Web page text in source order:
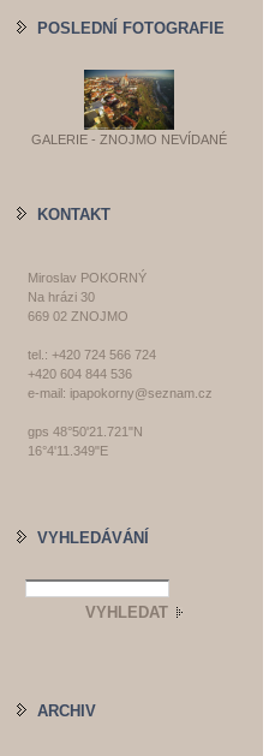
POSLEDNÍ FOTOGRAFIE
GALERIE - ZNOJMO NEVÍDANÉ
KONTAKT
Miroslav POKORNÝ
Na hrázi 30
669 02 ZNOJMO
tel.: +420 724 566 724
+420 604 844 536
e-mail: ipapokorny@seznam.cz
gps 48°50'21.721"N
16°4'11.349"E
VYHLEDÁVÁNÍ
ARCHIV